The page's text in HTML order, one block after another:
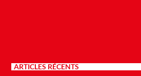
ARTICLES RÉCENTS